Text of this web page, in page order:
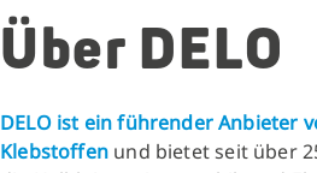
Über DELO
DELO ist ein führender Anbieter
Klebstoffenund bietet seit über